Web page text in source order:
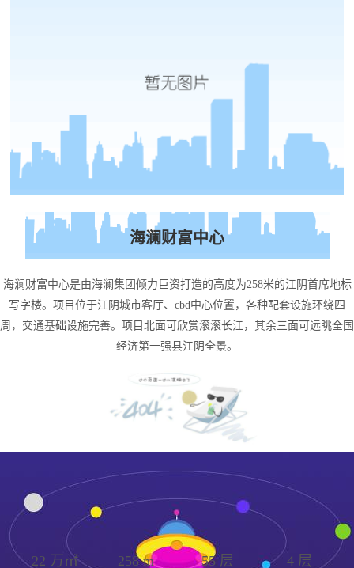
海澜财富中心
海澜财富中心是由海澜集团倾力巨资打造的高度为258米的江阴首席地标
写字楼。项目位于江阴城市客厅、cbd中心位置，各种配套设施环绕四
周，交通基础设施完善。项目北面可欣赏滚滚长江，其余三面可远眺全国
经济第一强县江阴全景。
22 万㎡ 258m 55层 4层